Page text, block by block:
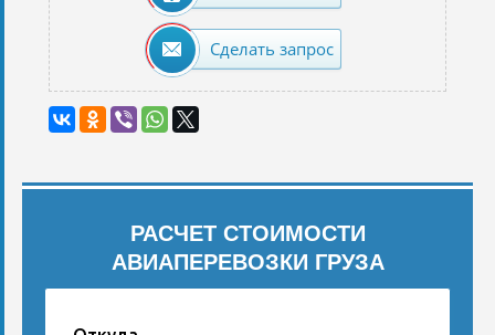
Сделать запрос
РАСЧЕТ СТОИМОСТИ
АВИАПЕРЕВОЗКИ ГРУЗА